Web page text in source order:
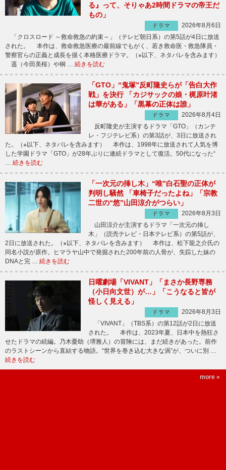
る』って、そりゃあ2時間ドラマの帝王だ
もの」
ドラマ
2026年8月6日
「クロスロード ～救命救急の約束～」（テレビ朝日系）の第5話が4日に放送
された。 本作は、救命救急医療の最前線でもがく、若き救命医・救急隊員・
警察官らの正義と成長を描く本格医療ドラマ。（※以下、ネタバレを含みます）
遥（今田美桜）や桐 … 続きを読む
「GTO」“鬼塚”反町隆史らが「告白大作
戦」を決行 「カジサックの娘・梶原叶渚
は華がある」「黒幕の正体は誰」
ドラマ
2026年8月4日
反町隆史が主演するドラマ「GTO」（カンテ
レ・フジテレビ系）の第3話が、3日に放送され
た。（※以下、ネタバレを含みます） 本作は、1998年に放送されて人気を博
した学園ドラマ「GTO」が28年ぶりに連続ドラマとして復活。50代になった“
続きを読む
「一次元の挿し木」“唯”白石聖の正体が
判明し騒然 「車椅子だったよね」「宗教
二世の“悠”山田涼介がつらい」
ドラマ
2026年8月3日
山田涼介が主演するドラマ「一次元の挿し
木」（読売テレビ・日本テレビ系）の第5話が、
2日に放送された。（※以下、ネタバレを含みます） 本作は、松下龍之介氏の
同名小説が原作。ヒマラヤ山中で発掘された200年前の人骨が、失踪した妹の
DNAと完 … 続きを読む
日曜劇場「VIVANT」「まさか長野専務
（小日向文世）が…」「こうなると皆が
怪しく見える」
ドラマ
2026年8月3日
「VIVANT」（TBS系）の第12話が2日に放送
された。 本作は、2023年夏、日本中を熱狂さ
せたドラマの続編。乃木憂助（堺雅人）の冒険には、まだ続きがあった。前作
のラストシーンから直結する物語。“世界を巻き込む大きな渦”が、ついに別 …
続きを読む
more »